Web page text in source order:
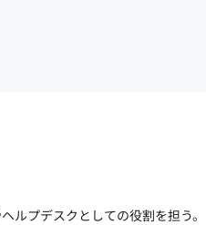
ルプデスクとしての役割を担う。